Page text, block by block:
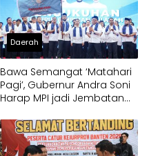
Daerah
Bawa Semangat ‘Matahari
Pagi’, Gubernur Andra Soni
Harap MPI jadi Jembatan